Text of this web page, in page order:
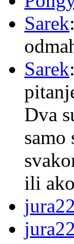
Sarek
Sarek
Dva
ili
jura22
jura22